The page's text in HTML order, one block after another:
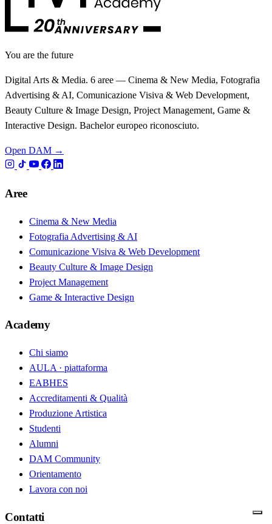
You are the future
Digital Arts & Media. 6 aree — Cinema & New Media, Fotografia
Advertising & AI, Comunicazione Visiva & Web Development,
Beauty Culture & Image Design, Project Management, Game &
Interactive Design. Bachelor europeo riconosciuto.
Open DAM →
Aree
Cinema & New Media
Fotografia Advertising & AI
Comunicazione Visiva & Web Development
Beauty Culture & Image Design
Project Management
Game & Interactive Design
Academy
Chi siamo
AULA · piattaforma
EABHES
Accreditamenti & Qualità
Produzione Artistica
Studenti
Alumni
DAM Community
Orientamento
Lavora con noi
Contatti